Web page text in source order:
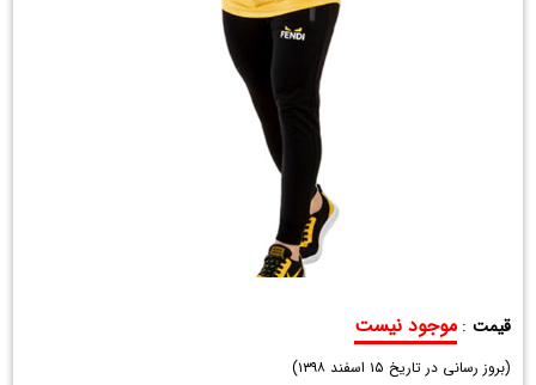
قیمت
ست
بلوز
: موجود نیست
(بروز رسانی در تاریخ ۱۵ اسفند ۱۳۹۸ )